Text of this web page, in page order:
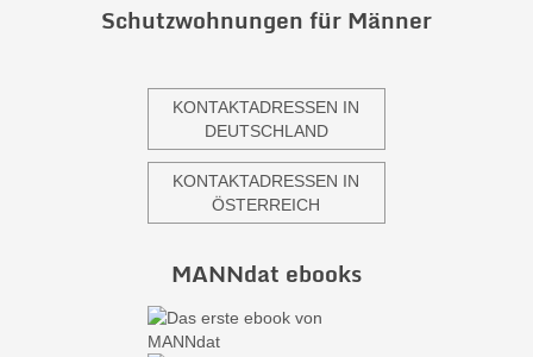
Schutzwohnungen für Männer
KONTAKTADRESSEN IN
DEUTSCHLAND
KONTAKTADRESSEN IN
ÖSTERREICH
MANNdat ebooks